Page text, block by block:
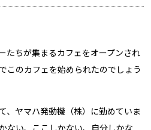
たちが集まるカフェをオープンされ
このカフェを始められたのでしょう
、ヤマハ発動機（株）に勤めていま
ない、ここしかない、自分しかな